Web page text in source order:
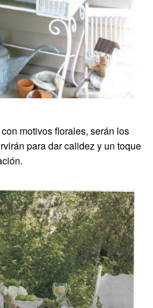
motivos florales, serán los
para dar calidez y un toque